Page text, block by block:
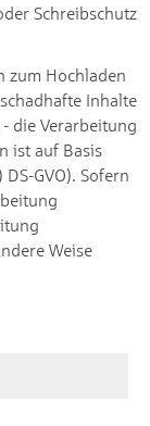
Schreibschutz
zum Hochladen
Inhalte
die Verarbeitung
ist auf Basis
GVO). Sofern
Weise